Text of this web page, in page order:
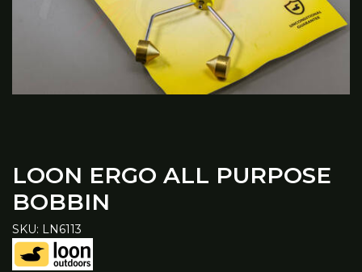
LOON ERGO ALL PURPOSE
BOBBIN
SKU: LN6113